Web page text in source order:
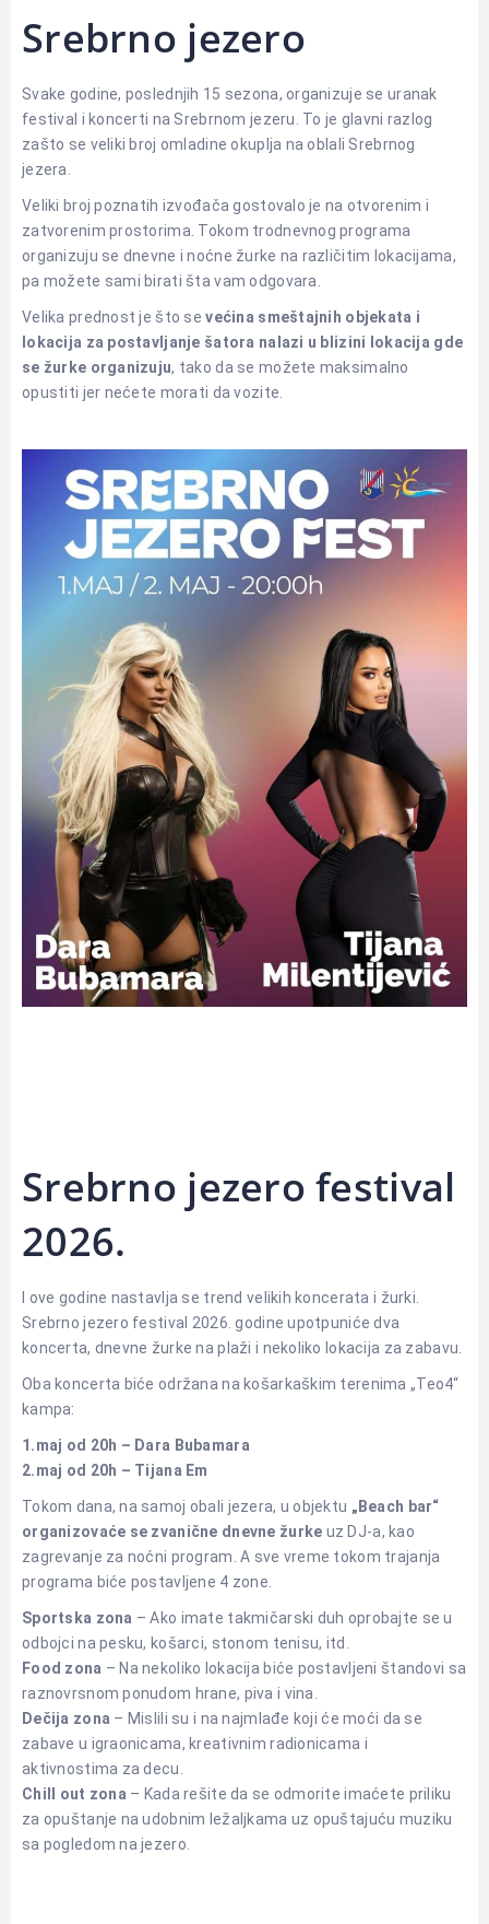
Srebrno jezero
Svake godine, poslednjih 15 sezona, organizuje se uranak
festival i koncerti na Srebrnom jezeru. To je glavni razlog
zašto se veliki broj omladine okuplja na oblali Srebrnog
jezera.
Veliki broj poznatih izvođača gostovalo je na otvorenim i
zatvorenim prostorima. Tokom trodnevnog programa
organizuju se dnevne i noćne žurke na različitim lokacijama,
pa možete sami birati šta vam odgovara.
Velika prednost je što sevećina smeštajnih objekata i
lokacija za postavljanje šatora nalazi u blizini lokacija gde
se žurke organizuju, tako da se možete maksimalno
opustiti jer nećete morati da vozite.
Srebrno jezero festival
2026.
I ove godine nastavlja se trend velikih koncerata i žurki.
Srebrno jezero festival 2026. godine upotpuniće dva
koncerta, dnevne žurke na plaži i nekoliko lokacija za zabavu.
Oba koncerta biće održana na košarkaškim terenima „Teo4“
kampa:
1.maj od 20h – Dara Bubamara
2.maj od 20h – Tijana Em
Tokom dana, na samoj obali jezera, u objektu „Beach bar“
organizovaće se zvanične dnevne žurke uz DJ-a, kao
zagrevanje za noćni program. A sve vreme tokom trajanja
programa biće postavljene 4 zone.
Sportska zona – Ako imate takmičarski duh oprobajte se u
odbojci na pesku, košarci, stonom tenisu, itd.
Food zona – Na nekoliko lokacija biće postavljeni štandovi sa
raznovrsnom ponudom hrane, piva i vina.
Dečija zona – Mislili su i na najmlađe koji će moći da se
zabave u igraonicama, kreativnim radionicama i
aktivnostima za decu.
Chill out zona – Kada rešite da se odmorite imaćete priliku
za opuštanje na udobnim ležaljkama uz opuštajuću muziku
sa pogledom na jezero.